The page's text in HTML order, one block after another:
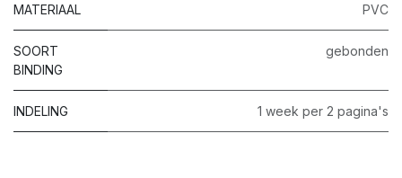
MATERIAAL PVC
SOORT
BINDING
gebonden
INDELING 1 week per 2 pagina's